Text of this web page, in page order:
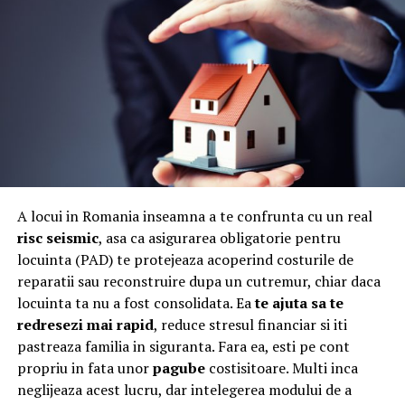
poți face modificări înainte de producție
Astfel, eliminăm complet incertitudinea și ne asigurăm
că produsul final este exact ceea ce îți dorești.
Mobilier personalizat adaptat
perfect nevoilor tale
Fiecare proiect este unic. Nu lucrăm cu tipare standard,
ci construim fiecare piesă de mobilier în funcție de:
dimensiunile spațiului
stilul dorit (modern, clasic, minimalist etc.)
funcționalitate și ergonomie
preferințele clientului
firma de asigurări închide definitiv dosarul de daună.
Dacă apar complicații medicale peste câteva luni sau ai
nevoie de operații suplimentare, nu vei mai putea
solicita niciun leu în plus. Informarea juridică te ajută să
respingi sumele derizorii și să ceri acoperirea integrală a
cheltuielilor pe care le-ai suportat din vina altuia.
​Care este rolul experților în
accident?
Legislația din România îți oferă dreptul să fii
reprezentat de specialiști în relația cu firmele de
asigurări. Un avocat specializat în accidente rutiere sau
o firmă de consultanță cunoaște perfect normele
europene și capcanele ascunse în legea RCA.
Succesul unui dosar depinde de obținerea certificatului
A locui in Romania inseamna a te confrunta cu un real
risc seismic, asa ca asigurarea obligatorie pentru
locuinta (PAD) te protejeaza acoperind costurile de
reparatii sau reconstruire dupa un cutremur, chiar daca
locuinta ta nu a fost consolidata. Eate ajuta sa te
redresezi mai rapid, reduce stresul financiar si iti
pastreaza familia in siguranta. Fara ea, esti pe cont
propriu in fata unorpagubecostisitoare. Multi inca
neglijeaza acest lucru, dar intelegerea modului de a